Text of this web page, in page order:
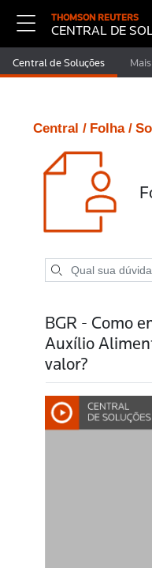
THOMSON REUTERS
CENTRAL DE
Central de Soluções Mais
Central / Folha /
BGR - Como
Auxílio
valor?